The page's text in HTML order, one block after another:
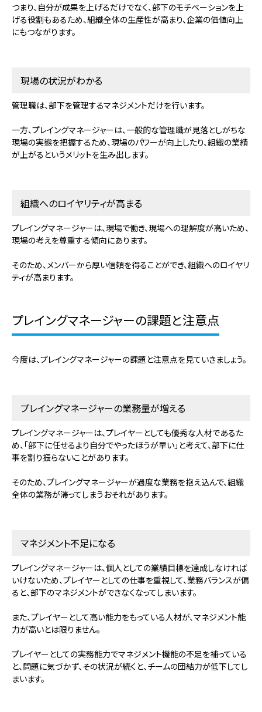
つまり、自分が成果を上げるだけでなく、部下のモチベーションを上
げる役割もあるため、組織全体の生産性が高まり、企業の価値向上
にもつながります。
現場の状況がわかる
管理職は、部下を管理するマネジメントだけを行います。
一方、プレイングマネージャーは、一般的な管理職が見落としがちな
現場の実態を把握するため、現場のパワーが向上したり、組織の業績
が上がるというメリットを生み出します。
組織へのロイヤリティが高まる
プレイングマネージャーは、現場で働き、現場への理解度が高いため、
現場の考えを尊重する傾向にあります。
そのため、メンバーから厚い信頼を得ることができ、組織へのロイヤリ
ティが高まります。
プレイングマネージャーの課題と注意点
今度は、プレイングマネージャーの課題と注意点を見ていきましょう。
プレイングマネージャーの業務量が増える
プレイングマネージャーは、プレイヤーとしても優秀な人材であるた
め、「部下に任せるより自分でやったほうが早い」と考えて、部下に仕
事を割り振らないことがあります。
そのため、プレイングマネージャーが過度な業務を抱え込んで、組織
全体の業務が滞ってしまうおそれがあります。
マネジメント不足になる
プレイングマネージャーは、個人としての業績目標を達成しなければ
いけないため、プレイヤーとしての仕事を重視して、業務バランスが偏
ると、部下のマネジメントができなくなってしまいます。
また、プレイヤーとして高い能力をもっている人材が、マネジメント能
力が高いとは限りません。
プレイヤーとしての実務能力でマネジメント機能の不足を補っている
と、問題に気づかず、その状況が続くと、チームの団結力が低下してし
まいます。